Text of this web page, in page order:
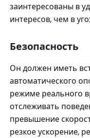
заинтересованы в
интересов, чем в
Безопасность
Он должен иметь
автоматического
режиме реального
отслеживать
превышение
резкое ускорение,